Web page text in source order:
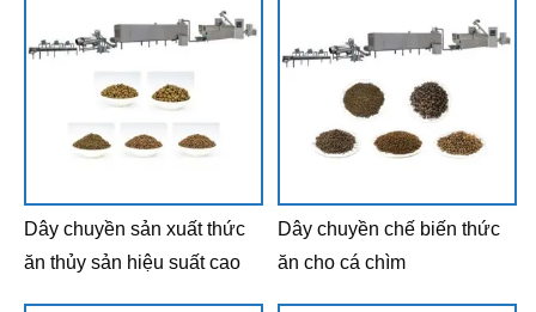
Dây chuyền sản xuất thức
ăn thủy sản hiệu suất cao
Dây chuyền chế biến thức
ăn cho cá chìm